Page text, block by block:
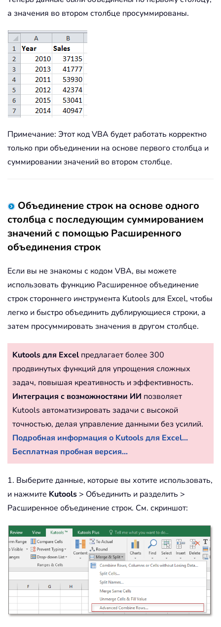
а значения во втором столбце просуммированы.
Примечание: Этот код VBA будет работать корректно
только при объединении на основе первого столбца и
суммировании значений во втором столбце.
Объединение строк на основе одного
столбца с последующим суммированием
значений с помощью Расширенного
объединения строк
Если вы не знакомы с кодом VBA, вы можете
использовать функцию Расширенное объединение
строк стороннего инструмента Kutools для Excel, чтобы
легко и быстро объединить дублирующиеся строки, а
затем просуммировать значения в другом столбце.
Kutools для Excel предлагает более 300
продвинутых функций для упрощения сложных
задач, повышая креативность и эффективность.
Интеграция с возможностями ИИ позволяет
Kutools автоматизировать задачи с высокой
точностью, делая управление данными без усилий.
Подробная информация о Kutools для Excel...
Бесплатная пробная версия...
1. Выберите данные, которые вы хотите использовать,
и нажмите Kutools > Объединить и разделить >
Расширенное объединение строк. См. скриншот: